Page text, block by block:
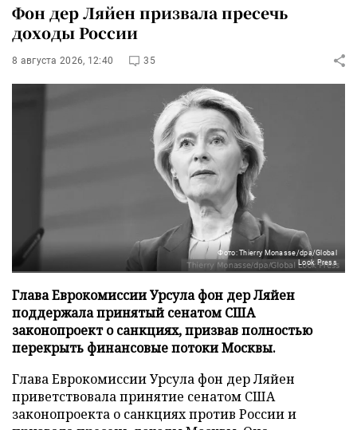
Фон дер Ляйен призвала пресечь
доходы России
8 августа 2026, 12:40 35
Фото: Thierry Monasse/dpa/Global
Look Press
Глава Еврокомиссии Урсула фон дер Ляйен
поддержала принятый сенатом США
законопроект о санкциях, призвав полностью
перекрыть финансовые потоки Москвы.
Глава Еврокомиссии Урсула фон дер Ляйен
приветствовала принятие сенатом США
законопроекта о санкциях против России и